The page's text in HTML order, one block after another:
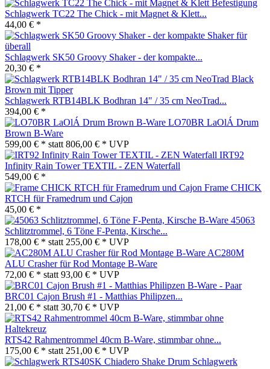
Schlagwerk TC22 The Chick - mit Magnet & Klett...
44,00 € *
Schlagwerk SK50 Groovy Shaker - der kompakte...
20,30 € *
Schlagwerk RTB14BLK Bodhran 14" / 35 cm NeoTrad...
394,00 € *
LO70BR LaOlÁ Drum
Brown B-Ware
599,00 € * statt 806,00 € * UVP
IRT92
Infinity Rain Tower TEXTIL - ZEN Waterfall
549,00 € *
Frame CHICK
RTCH für Framedrum und Cajon
45,00 € *
45063
Schlitztrommel, 6 Töne F-Penta, Kirsche...
178,00 € * statt 255,00 € * UVP
AC280M
ALU Crasher für Rod Montage B-Ware
72,00 € * statt 93,00 € * UVP
BRC01 Cajon Brush #1 - Matthias Philipzen...
21,00 € * statt 30,70 € * UVP
RTS42 Rahmentrommel 40cm B-Ware, stimmbar ohne...
175,00 € * statt 251,00 € * UVP
Schlagwerk